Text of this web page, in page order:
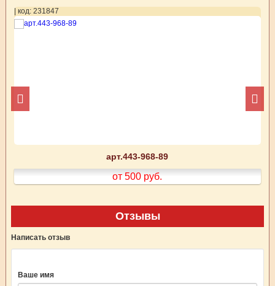
| код: 231847
арт.443-968-89
от 500 руб.
Отзывы
Написать отзыв
Ваше имя